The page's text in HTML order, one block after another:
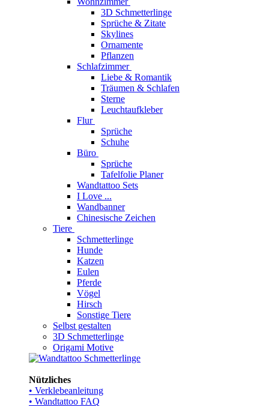
3D Schmetterlinge
Sprüche & Zitate
Skylines
Ornamente
Pflanzen
Schlafzimmer
Liebe & Romantik
Träumen & Schlafen
Sterne
Leuchtaufkleber
Flur
Sprüche
Schuhe
Büro
Sprüche
Tafelfolie Planer
Wandtattoo Sets
I Love ...
Wandbanner
Chinesische Zeichen
Tiere
Schmetterlinge
Hunde
Katzen
Eulen
Pferde
Vögel
Hirsch
Sonstige Tiere
Selbst gestalten
3D Schmetterlinge
Origami Motive
Nützliches
• Verklebeanleitung
• Wandtattoo FAQ